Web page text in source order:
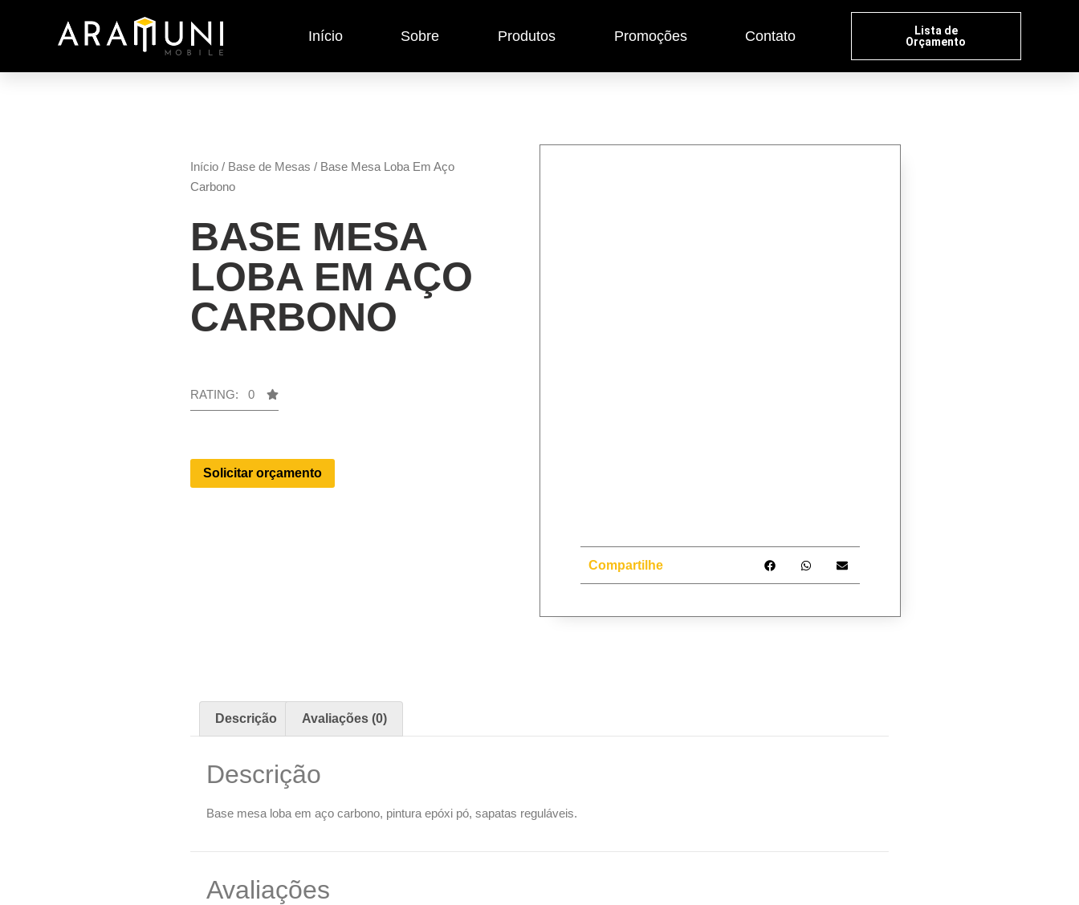
Início Sobre Produtos Promoções Contato
Lista de
Orçamento
Início / Base de Mesas / Base Mesa Loba Em Aço
Carbono
BASE MESA
LOBA EM AÇO
CARBONO
RATING: 0
Solicitar orçamento
Compartilhe
Descrição Avaliações (0)
Descrição
Base mesa loba em aço carbono, pintura epóxi pó, sapatas reguláveis.
Avaliações